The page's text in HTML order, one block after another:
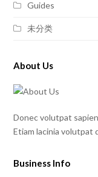
Guides
未分类
About Us
Donec volutpat
Etiam lacinia volutpat
Business Info